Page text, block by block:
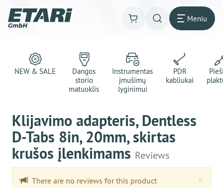
Meniu
NEW & SALE
Dangos
storio
matuoklis
Instrumentas
įmušimų
lyginimui
PDR
kabliukai
Klijavimo adapteris, Dentless
D-Tabs 8in, 20mm, skirtas
krušos įlenkimams Reviews
×
There are no reviews for this product